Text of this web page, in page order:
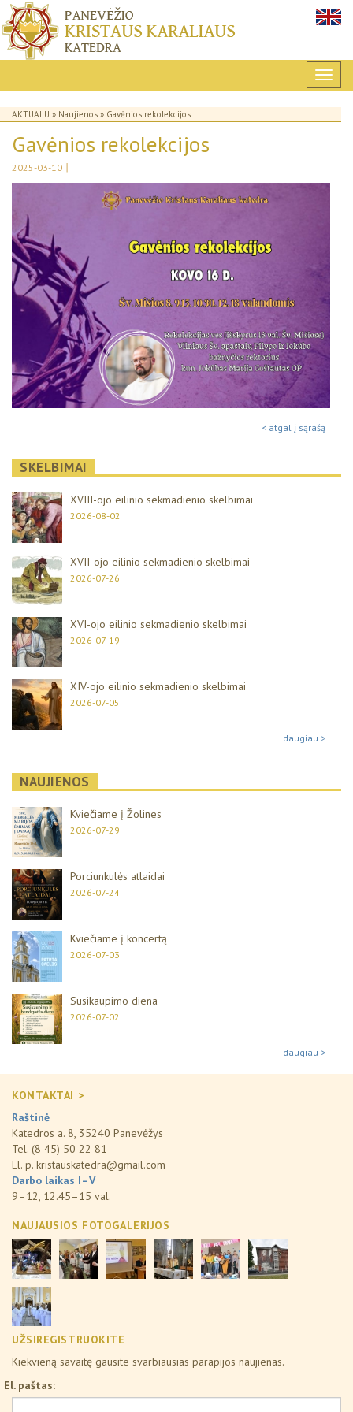
AKTUALU » Naujienos » Gavėnios rekolekcijos
Gavėnios rekolekcijos
2025-03-10 |
< atgal į sąrašą
SKELBIMAI
XVIII-ojo eilinio sekmadienio skelbimai
2026-08-02
XVII-ojo eilinio sekmadienio skelbimai
2026-07-26
XVI-ojo eilinio sekmadienio skelbimai
2026-07-19
XIV-ojo eilinio sekmadienio skelbimai
2026-07-05
daugiau >
NAUJIENOS
Kviečiame į Žolines
2026-07-29
Porciunkulės atlaidai
2026-07-24
Kviečiame į koncertą
2026-07-03
Susikaupimo diena
2026-07-02
daugiau >
KONTAKTAI >
Raštinė
Katedros a. 8, 35240 Panevėžys
Tel. (8 45) 50 22 81
El. p. kristauskatedra@gmail.com
Darbo laikas I–V
9–12, 12.45–15 val.
NAUJAUSIOS FOTOGALERIJOS
UŽSIREGISTRUOKITE
Kiekvieną savaitę gausite svarbiausias parapijos naujienas.
El. paštas: